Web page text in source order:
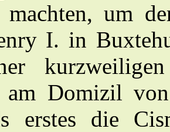
machten, um
I. in
am Domizil
erstes die